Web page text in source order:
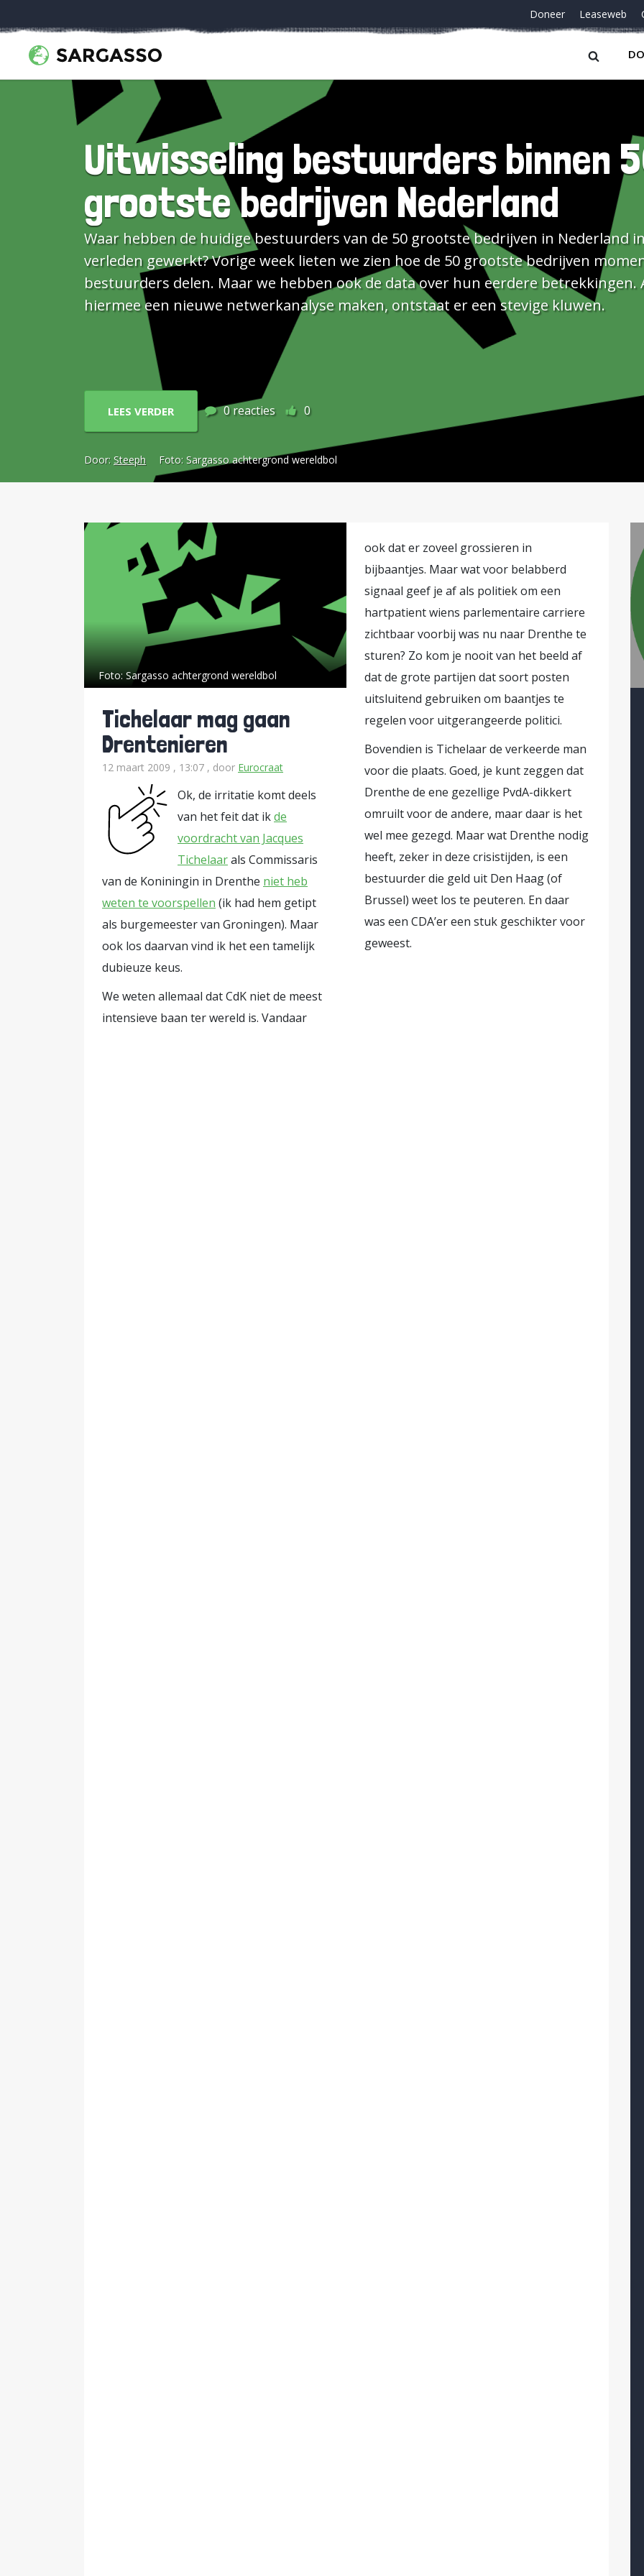
Doneer Leaseweb
Uitwisseling bestuurders binnen
grootste bedrijven Nederland
Waar hebben de huidige bestuurders van de 50 grootste bedrijven in Nederland
verleden gewerkt? Vorige week lieten we zien hoe de 50 grootste bedrijven
bestuurders delen. Maar we hebben ook de data over hun eerdere betrekkingen.
hiermee een nieuwe netwerkanalyse maken, ontstaat er een stevige kluwen.
Door: Steeph Foto: Sargasso achtergrond wereldbol
LEES VERDER 0reacties 0
Foto:Sargasso achtergrond wereldbol
Tichelaar mag gaan
Drentenieren
12 maart 2009 , 13:07 , door Eurocraat
Ok, de irritatie komt deels
van het feit dat ikde
voordracht van Jacques
Tichelaarals Commissaris
van de Koniningin in Drenthe niet heb
weten te voorspellen (ik had hem getipt
als burgemeester van Groningen). Maar
ook los daarvan vind ik het een tamelijk
dubieuze keus.
We weten allemaal dat CdK niet de meest
intensieve baan ter wereld is. Vandaar
ook dat er zoveel grossieren in
bijbaantjes. Maar wat voor belabberd
signaal geef je af als politiek om een
hartpatient wiens parlementaire carriere
zichtbaar voorbij was nu naar Drenthe te
sturen? Zo kom je nooit van het beeld af
dat de grote partijen dat soort posten
uitsluitend gebruiken om baantjes te
regelen voor uitgerangeerde politici.
Bovendien is Tichelaar de verkeerde man
voor die plaats. Goed, je kunt zeggen dat
Drenthe de ene gezellige PvdA-dikkert
omruilt voor de andere, maar daar is het
wel mee gezegd. Maar wat Drenthe nodig
heeft, zeker in deze crisistijden, is een
bestuurder die geld uit Den Haag (of
Brussel) weet los te peuteren. En daar
was een CDA’er een stuk geschikter voor
geweest.